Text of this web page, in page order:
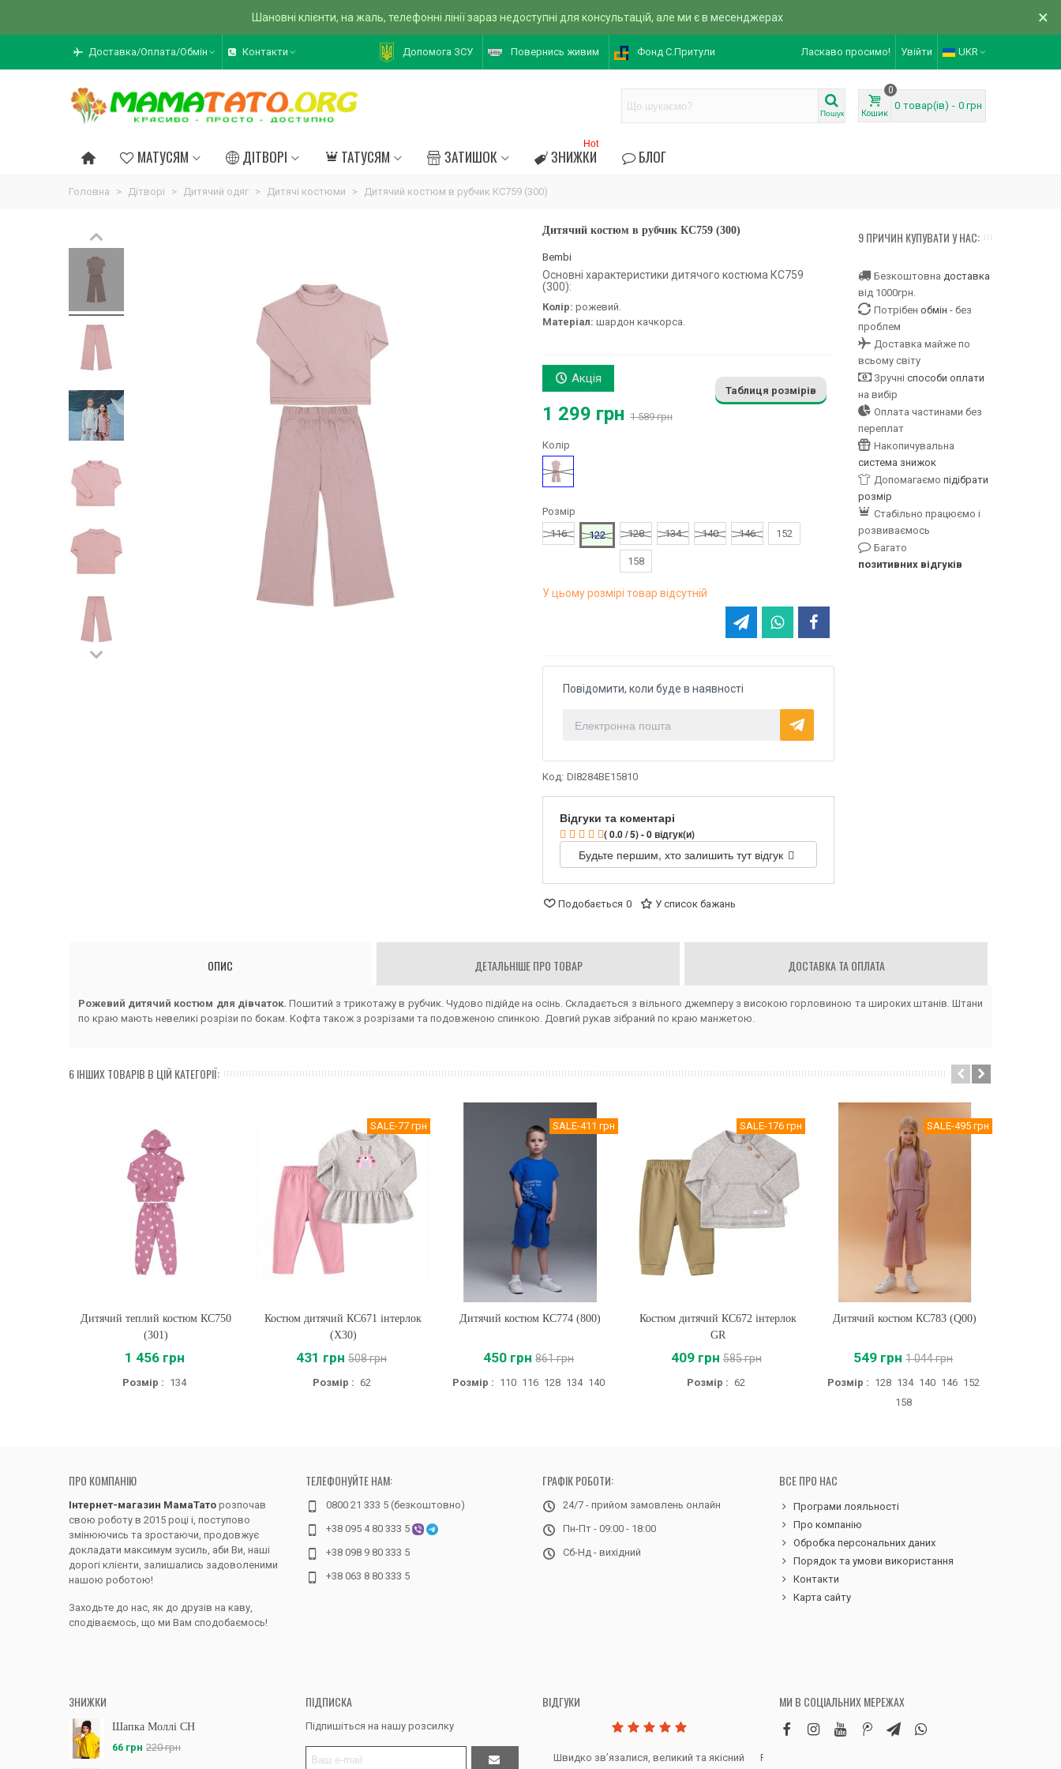
Шановні клієнти, на жаль, телефонні лінії зараз недоступні для консультацій, але ми єв месенджерах ×
Доставка/Оплата/Обмін Контакти Допомога ЗСУ Повернись живим Фонд С.Притули Ласкаво просимо! Увійти UKR
Пошук Кошик
0
0 товар(ів) - 0 грн
МАТУСЯМ ДІТВОРІ ТАТУСЯМ ЗАТИШОК ЗНИЖКИ
Hot
БЛОГ
Головна > Дітворі > Дитячий одяг > Дитячі костюми > Дитячий костюм в рубчик КС759 (300)
Дитячий костюм в рубчик КС759 (300)
Bembi
Основні характеристики дитячого костюма КС759
(300):
Колір: рожевий.
Матеріал: шардон качкорса.
Акція
1 299 грн 1 589 грн
Таблиця розмірів
Колір
Рожевий
Розмір
116
122 128 134 140 146 152
158
У цьому розмірі товар відсутній
Повідомити, коли буде в наявності
Код: DI8284BE15810
Відгуки та коментарі
( 0.0 / 5) - 0 відгук(и)
Будьте першим, хто залишить тут відгук
Подобається 0 У список бажань
9 ПРИЧИН КУПУВАТИ У НАС:
Безкоштовна доставка
від 1000грн.
Потрібен обмін - без
проблем
Доставка майже по
всьому світу
Зручні способи оплати
на вибір
Оплата частинами без
переплат
Накопичувальна
система знижок
Допомагаємо підібрати
розмір
Стабільно працюємо і
розвиваємось
Багато
позитивних відгуків
ОПИС ДЕТАЛЬНІШЕ ПРО ТОВАР ДОСТАВКА ТА ОПЛАТА
Рожевий дитячий костюм для дівчаток. Пошитий з трикотажу в рубчик. Чудово підійде на осінь. Складається з вільного джемперу з високою горловиною та широких штанів. Штани
по краю мають невеликі розрізи по бокам. Кофта також з розрізами та подовженою спинкою. Довгий рукав зібраний по краю манжетою.
6 ІНШИХ ТОВАРІВ В ЦІЙ КАТЕГОРІЇ:
Купити
Дитячий теплий костюм КС750
(301)
1 456 грн
Розмір : 134
SALE-77 грн
Купити
Костюм дитячий КС671 інтерлок
(X30)
431 грн 508 грн
Розмір : 62
SALE-411 грн
Купити
Дитячий костюм КС774 (800)
450 грн 861 грн
Розмір : 110 116 128 134 140
SALE-176 грн
Купити
Костюм дитячий КС672 інтерлок
GR
409 грн 585 грн
Розмір : 62
SALE-495 грн
Купити
Дитячий костюм КС783 (Q00)
549 грн 1 044 грн
Розмір : 128 134 140 146 152
158
ПРО КОМПАНІЮ
Інтернет-магазин МамаТато розпочав
свою роботу в 2015 році і, поступово
змінюючись та зростаючи, продовжує
докладати максимум зусиль, аби Ви, наші
дорогі клієнти, залишались задоволеними
нашою роботою!
Заходьте до нас, як до друзів на каву,
сподіваємось, що ми Вам сподобаємось!
ТЕЛЕФОНУЙТЕ НАМ:
0800 21 333 5 (безкоштовно)
+38 095 4 80 333 5
+38 098 9 80 333 5
+38 063 8 80 333 5
ГРАФІК РОБОТИ:
24/7 - прийом замовлень онлайн
Пн-Пт - 09:00 - 18:00
Сб-Нд - вихідний
ВСЕ ПРО НАС
Програми лояльності
Про компанію
Обробка персональних даних
Порядок та умови використання
Контакти
Карта сайту
ЗНИЖКИ
Шапка Моллі CH
66 грн 220 грн
ПІДПИСКА
Підпишіться на нашу розсилку
ВІДГУКИ
Дякую за все, продавець супер.
Швидко звʼязалися, великий та якісний
Робила замовлення дитячих вельветових
МИ В СОЦІАЛЬНИХ МЕРЕЖАХ